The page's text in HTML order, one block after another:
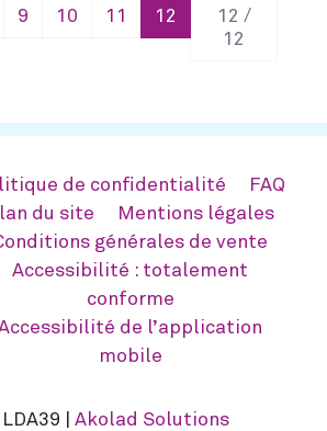
9 10 11 12
12 /
12
de confidentialité
FAQ
du site
Mentions légales
générales de vente
Accessibilité : totalement
conforme
de l’application
mobile
| Akolad Solutions